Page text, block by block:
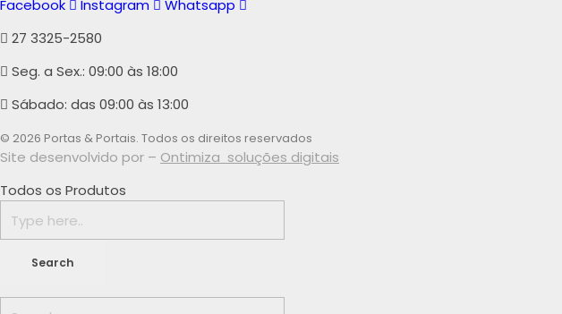
Facebook
Instagram
Whatsapp
27 3325-2580
Seg. a Sex.: 09:00 às 18:00
Sábado: das 09:00 às 13:00
© 2026 Portas & Portais. Todos os direitos reservados
Site desenvolvido por – Ontimiza soluções digitais
Todos os Produtos